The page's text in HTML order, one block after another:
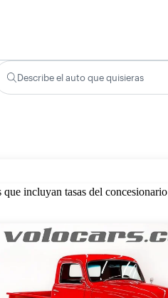
Describe el auto que quisieras
incluyan tasas del concesionario
Aviso